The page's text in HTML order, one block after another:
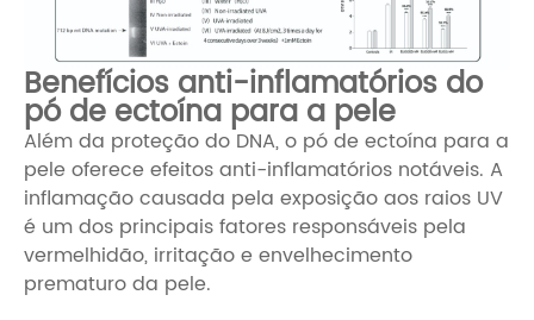
Benefícios anti-inflamatórios do
pó de ectoína para a pele
Além da proteção do DNA, o pó de ectoína para a
pele oferece efeitos anti-inflamatórios notáveis. A
inflamação causada pela exposição aos raios UV
é um dos principais fatores responsáveis ​​pela
vermelhidão, irritação e envelhecimento
prematuro da pele.